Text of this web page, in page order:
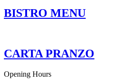
BISTRO MENU
CARTA PRANZO
Opening Hours